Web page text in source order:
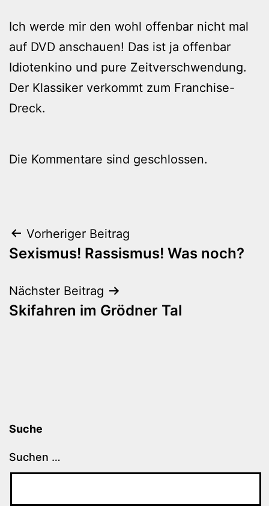
Ich werde mir den wohl offenbar nicht mal
auf DVD anschauen! Das ist ja offenbar
Idiotenkino und pure Zeitverschwendung.
Der Klassiker verkommt zum Franchise-
Dreck.
Die Kommentare sind geschlossen.
Beitragsnavigation
Vorheriger Beitrag
Sexismus! Rassismus! Was noch?
Nächster Beitrag
Skifahren im Grödner Tal
Suche
Suchen …